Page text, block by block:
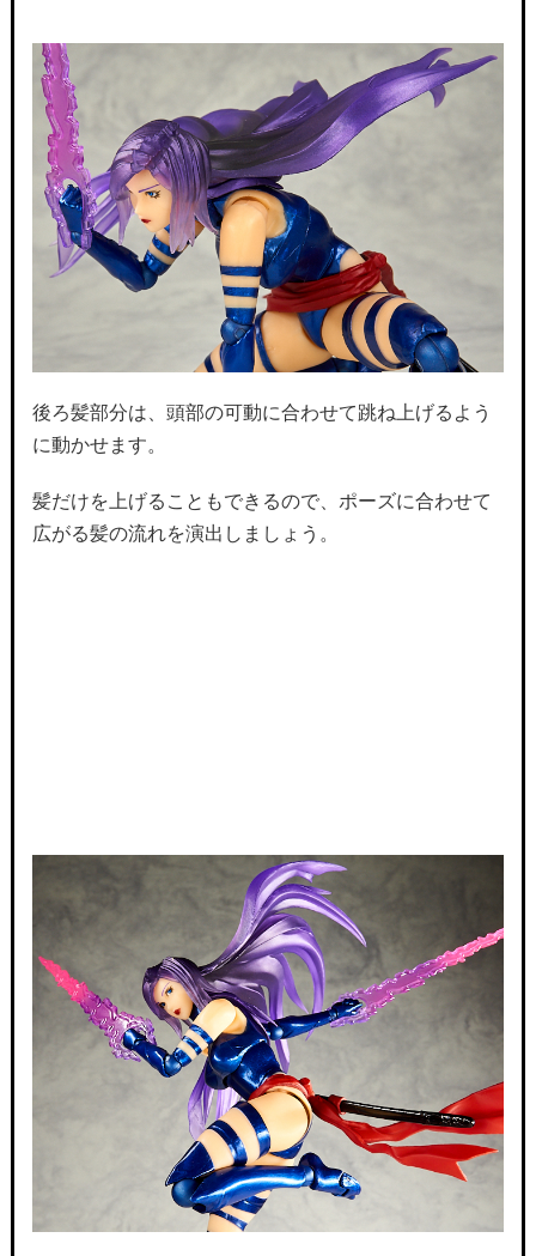
後ろ髪部分は、頭部の可動に合わせて跳ね上げるよう
に動かせます。
髪だけを上げることもできるので、ポーズに合わせて
広がる髪の流れを演出しましょう。